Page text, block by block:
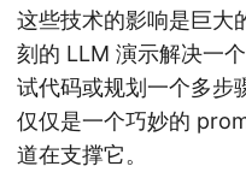
这些技术的影响是巨大
刻的 LLM 演示解决一
试代码或规划一个多步
仅仅是一个巧妙的
道在支撑它。